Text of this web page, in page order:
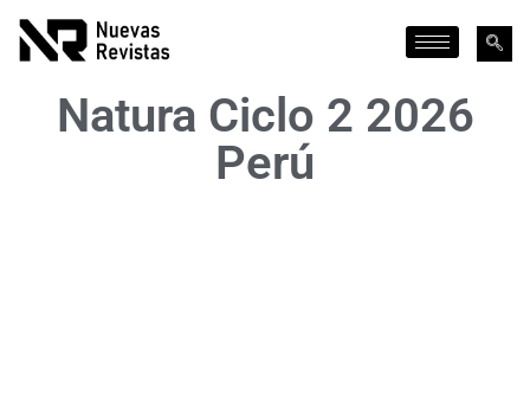
Natura Ciclo 2 2026
Perú